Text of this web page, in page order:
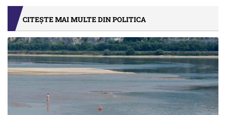
CITEȘTE MAI MULTE DIN POLITICA